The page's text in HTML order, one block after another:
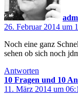
26. Februar 2014 um
Noch eine ganz
sehen ob sich noch
Antworten
10 Fragen und 10
11. März 2014 um